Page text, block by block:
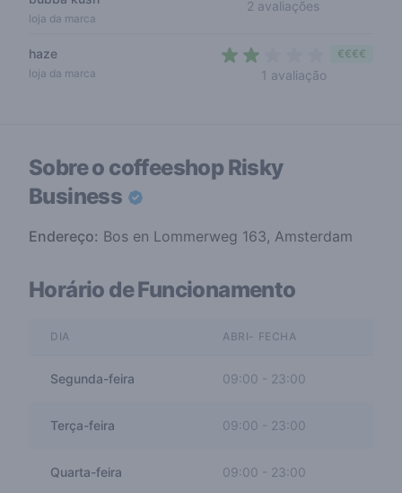
loja da marca
2 avaliações
haze
loja da marca 1 avaliação
€€€€
Sobre o coffeeshopRisky
Business
Endereço: Bos en Lommerweg 163, Amsterdam
Horário de Funcionamento
DIA ABRI- FECHA
Segunda-feira 09:00 - 23:00
Terça-feira 09:00 23:00
Quarta-feira 09:00 - 23:00